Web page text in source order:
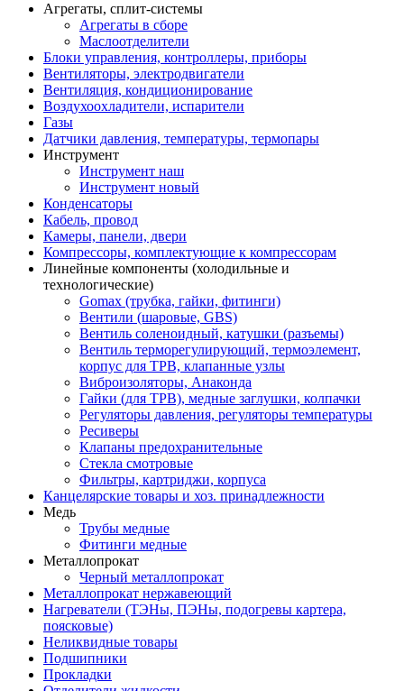
Агрегаты, сплит-системы
Агрегаты в сборе
Маслоотделители
Блоки управления, контроллеры, приборы
Вентиляторы, электродвигатели
Вентиляция, кондиционирование
Воздухоохладители, испарители
Газы
Датчики давления, температуры, термопары
Инструмент
Инструмент наш
Инструмент новый
Конденсаторы
Кабель, провод
Камеры, панели, двери
Компрессоры, комплектующие к компрессорам
Линейные компоненты (холодильные и
технологические)
Gomax (трубка, гайки, фитинги)
Вентили (шаровые, GBS)
Вентиль соленоидный, катушки (разъемы)
Вентиль терморегулирующий, термоэлемент,
корпус для ТРВ, клапанные узлы
Виброизоляторы, Анаконда
Гайки (для ТРВ), медные заглушки, колпачки
Регуляторы давления, регуляторы температуры
Ресиверы
Клапаны предохранительные
Стекла смотровые
Фильтры, картриджи, корпуса
Канцелярские товары и хоз. принадлежности
Медь
Трубы медные
Фитинги медные
Металлопрокат
Черный металлопрокат
Металлопрокат нержавеющий
Нагреватели (ТЭНы, ПЭНы, подогревы картера,
поясковые)
Неликвидные товары
Подшипники
Прокладки